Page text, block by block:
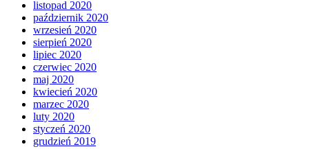
listopad 2020
październik 2020
wrzesień 2020
sierpień 2020
lipiec 2020
czerwiec 2020
maj 2020
kwiecień 2020
marzec 2020
luty 2020
styczeń 2020
grudzień 2019